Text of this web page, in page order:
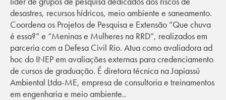
desastres, recursos hídricos, meio ambiente e saneamento.
Coordena os Projetos de Pesquisa e Extensão “Que chuva
é essa?” e “Meninas e Mulheres na RRD”, realizados em
parceria com a Defesa Civil Rio. Atua como avaliadora ad
hoc do INEP em avaliações externas para credenciamento
de cursos de graduação. É diretora técnica na Japiassú
Ambiental Ltda-ME, empresa de consultoria e treinamentos
em engenharia e meio ambiente..